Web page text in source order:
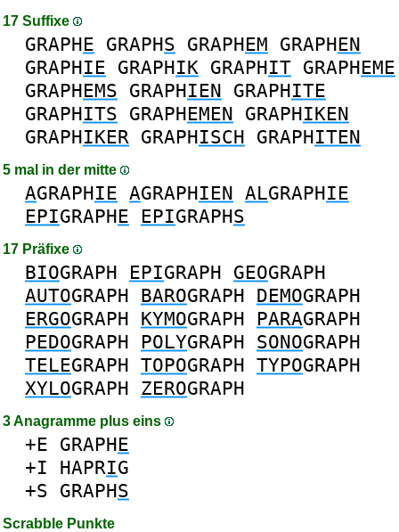
17 Suffixe
GRAPHE GRAPHS GRAPHEM GRAPHEN
GRAPHIE GRAPHIK GRAPHIT GRAPHEME
GRAPHEMS GRAPHIEN GRAPHITE
GRAPHITS GRAPHEMEN GRAPHIKEN
GRAPHIKER GRAPHISCH GRAPHITEN
5 mal in der mitte
AGRAPHIE AGRAPHIEN ALGRAPHIE
EPIGRAPHE EPIGRAPHS
17 Präfixe
BIOGRAPH EPIGRAPH GEOGRAPH
AUTOGRAPH BAROGRAPH DEMOGRAPH
ERGOGRAPH KYMOGRAPH PARAGRAPH
PEDOGRAPH POLYGRAPH SONOGRAPH
TELEGRAPH TOPOGRAPH TYPOGRAPH
XYLOGRAPH ZEROGRAPH
3 Anagramme plus eins
+E GRAPHE
+I HAPRIG
+S GRAPHS
Scrabble Punkte